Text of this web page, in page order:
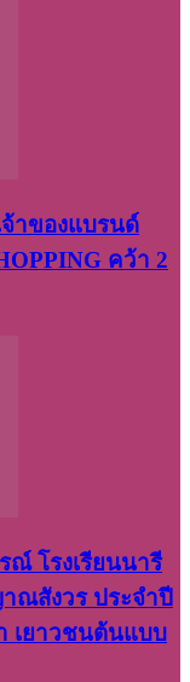
าของแบรนด์
คว้า 2
โรงเรียนนารี
ณสังวร ประจำปี
เยาวชนต้นแบบ